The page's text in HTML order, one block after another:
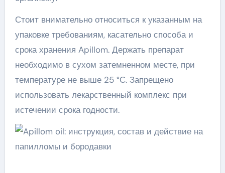
Стоит внимательно относиться к указанным на
упаковке требованиям, касательно способа и
срока хранения Apillom. Держать препарат
необходимо в сухом затемненном месте, при
температуре не выше 25 °С. Запрещено
использовать лекарственный комплекс при
истечении срока годности.